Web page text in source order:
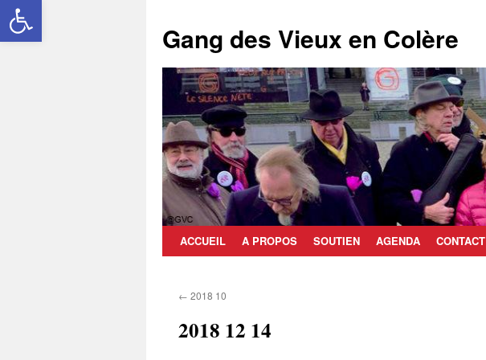
contenu
Gang des Vieux en Colère
ACCUEIL A PROPOS SOUTIEN AGENDA CONTACT
← 2018 10
2018 12 14